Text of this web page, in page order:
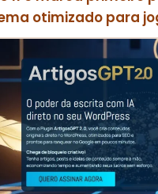
otimizado para